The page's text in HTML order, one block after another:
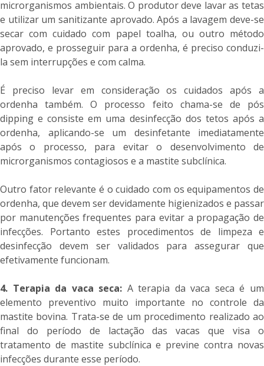
microrganismos ambientais. O produtor deve lavar as tetas
e utilizar um sanitizante aprovado. Após a lavagem deve-se
secar com cuidado com papel toalha, ou outro método
aprovado, e prosseguir para a ordenha, é preciso conduzi-
la sem interrupções e com calma.
É preciso levar em consideração os cuidados após a
ordenha também. O processo feito chama-se de pós
dipping e consiste em uma desinfecção dos tetos após a
ordenha, aplicando-se um desinfetante imediatamente
após o processo, para evitar o desenvolvimento de
microrganismos contagiosos e a mastite subclínica.
Outro fator relevante é o cuidado com os equipamentos de
ordenha, que devem ser devidamente higienizados e passar
por manutenções frequentes para evitar a propagação de
infecções. Portanto estes procedimentos de limpeza e
desinfecção devem ser validados para assegurar que
efetivamente funcionam.
4. Terapia da vaca seca: A terapia da vaca seca é um
elemento preventivo muito importante no controle da
mastite bovina. Trata-se de um procedimento realizado ao
final do período de lactação das vacas que visa o
tratamento de mastite subclínica e previne contra novas
infecções durante esse período.